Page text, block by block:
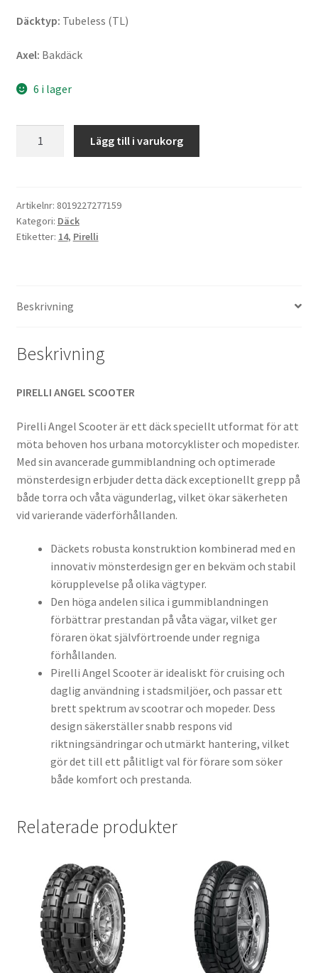
Däcktyp: Tubeless (TL)
Axel: Bakdäck
6 i lager
-
14
64P
Lägg till i varukorg
Artikelnr: 8019227277159
Kategori: Däck
Etiketter: 14, Pirelli
Beskrivning
Beskrivning
PIRELLI ANGEL SCOOTER
Pirelli Angel Scooter är ett däck speciellt utformat för att
möta behoven hos urbana motorcyklister och mopedister.
Med sin avancerade gummiblandning och optimerade
mönsterdesign erbjuder detta däck exceptionellt grepp på
både torra och våta vägunderlag, vilket ökar säkerheten
vid varierande väderförhållanden.
Däckets robusta konstruktion kombinerad med en
innovativ mönsterdesign ger en bekväm och stabil
körupplevelse på olika vägtyper.
Den höga andelen silica i gummiblandningen
förbättrar prestandan på våta vägar, vilket ger
föraren ökat självförtroende under regniga
förhållanden.
Pirelli Angel Scooter är idealiskt för cruising och
daglig användning i stadsmiljöer, och passar ett
brett spektrum av scootrar och mopeder. Dess
design säkerställer snabb respons vid
riktningsändringar och utmärkt hantering, vilket
gör det till ett pålitligt val för förare som söker
både komfort och prestanda.
Relaterade produkter